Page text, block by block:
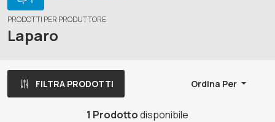
PRODOTTI PER PRODUTTORE
Laparo
FILTRA PRODOTTI Ordina Per
1 Prodottodisponibile